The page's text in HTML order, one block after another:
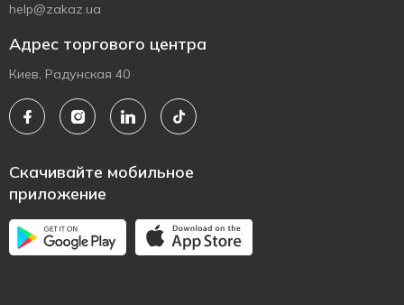
help@zakaz.ua
Адрес торгового центра
Киев, Радунская 40
Скачивайте мобильное
приложение